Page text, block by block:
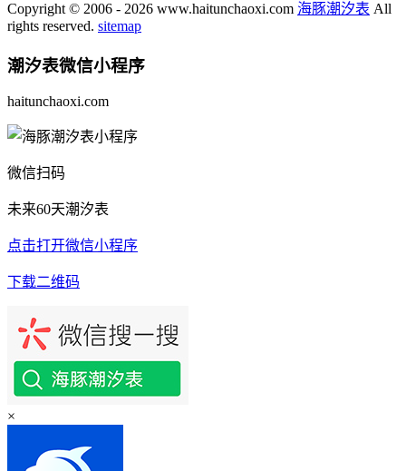
Copyright © 2006 - 2026 www.haitunchaoxi.com 海豚潮汐表 All
rights reserved. sitemap
潮汐表微信小程序
haitunchaoxi.com
微信扫码
未来60天潮汐表
点击打开微信小程序
下载二维码
×